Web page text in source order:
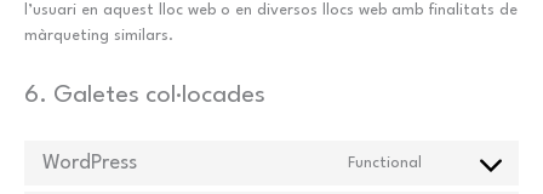
l’usuari en aquest lloc web o en diversos llocs web amb finalitats de
màrqueting similars.
6. Galetes col·locades
WordPress Functional
Consent